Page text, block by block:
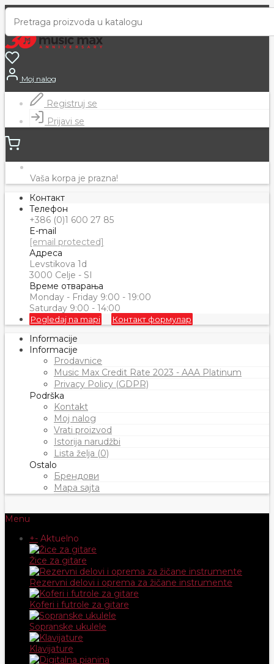
Moj nalog
Registruj se
Prijavi se
Vaša korpa je prazna!
Контакт
Телефон
+386 (0)1 600 27 85
E-mail
[email protected]
Адреса
Levstikova 1d
3000 Celje - SI
Време отварања
Monday - Friday 9:00 - 19:00
Saturday 9:00 - 14:00
Pogledaj na mapi Контакт формулар
Informacije
Informacije
Prodavnice
Music Max Credit Rate 2023 - AAA Platinum
Privacy Policy (GDPR)
Podrška
Kontakt
Moj nalog
Vrati proizvod
Istorija narudžbi
Lista želja (0)
Ostalo
Брендови
Mapa sajta
Menu
+- Aktuelno
Žice za gitare
Rezervni delovi i oprema za žičane instrumente
Koferi i futrole za gitare
Sopranske ukulele
Klavijature